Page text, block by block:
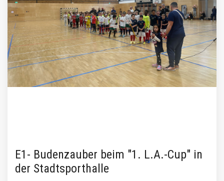
E1- Budenzauber beim "1. L.A.-Cup" in
der Stadtsporthalle